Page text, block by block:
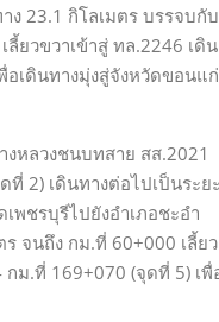
ง 23.1 กิโลเมตร บรรจบกับ
ยวขวาเข้าสู่ ทล.2246 เดิน
อเดินทางมุ่งสู่จังหวัดขอนแ
งหลวงชนบทสาย สส.2021
ที่ 2) เดินทางต่อไปเป็นระย
พชรบุรีไปยังอำเภอชะอำ
จนถึง กม.ที่ 60+000 เลี้ยว
กม.ที่ 169+070 (จุดที่ 5) เพื่